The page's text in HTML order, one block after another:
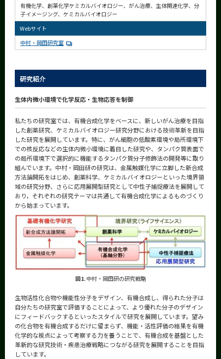
有機化学、創薬化学ケミカルバイオロジー、がん治療、生体関連化学、分
子イメージング、ケミカルバイオロジー
Webサイト
中村・岡田研究室
研究紹介
生体内微小環境で化学反応・生物応答を制御
私たちの研究室では、有機合成化学をベースに、新しいがん治療を目指
した創薬研究、ケミカルバイオロジー研究分野における技術革新を目指
した研究を展開しています。特に、がん細胞の低酸素環境や局所環境下
での核反応などの生体内微小環境に着目した研究や、タンパク質表面で
の局所環境下で選択的に機能するタンパク質分子修飾法の開発等に取り
組んでいます。中村・岡田研の研究は、金属触媒化学に立脚した新合成
方法論開拓をはじめ、創薬科学、ケミカルバイオロジーといった境界領
域の研究分野、さらに応用展開型研究として中性子捕捉療法を展開して
おり，それぞれの研究テーマは共通して有機合成化学によるものづくり
から始まっています。
図1.中村・岡田研の研究戦略
生物活性化合物や機能性分子をデザイン、有機合成し、得られた分子は
自分たちの研究室で評価することによって、より優れた分子のデザイン
にフィードバックするといったスタイルで研究を展開しています。望み
の化合物を有機合成するだけに留まらず、機能・活性評価の結果を有機
化学的な視点によって考察する力を養うことで、有機合成を基盤とした
革新的な研究技術・疾患治療戦略につながる研究を展開することを目指
しています。